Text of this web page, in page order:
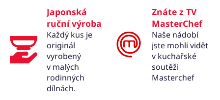
Japonská
ruční výroba
Každý kus je
originál
vyrobený
v malých
rodinných
dílnách.
Znáte z TV
MasterChef
Naše nádobí
jste mohli vidět
v kuchařské
soutěži
Masterchef